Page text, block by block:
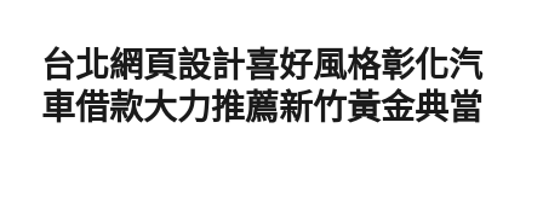
台北網頁設計喜好風格彰化汽
車借款大力推薦新竹黃金典當